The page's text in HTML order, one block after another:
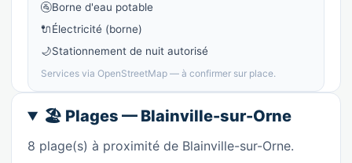
🚰Borne d'eau potable
🔌Électricité (borne)
🌙Stationnement de nuit autorisé
Services via OpenStreetMap — à confirmer sur place.
🏖️ Plages — Blainville-sur-Orne
8 plage(s) à proximité de Blainville-sur-Orne.